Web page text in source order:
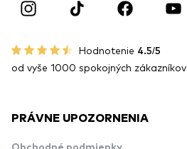
Hodnotenie 4.5/5
od vyše 1000 spokojných zákazníkov
PRÁVNE UPOZORNENIA